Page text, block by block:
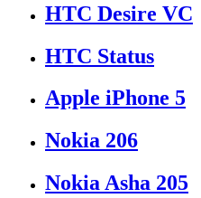
HTC Desire VC
HTC Status
Apple iPhone 5
Nokia 206
Nokia Asha 205